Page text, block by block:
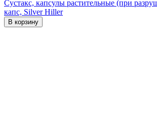
Сустакс, капсулы растительные (при
капс, Silver Hiller
В корзину